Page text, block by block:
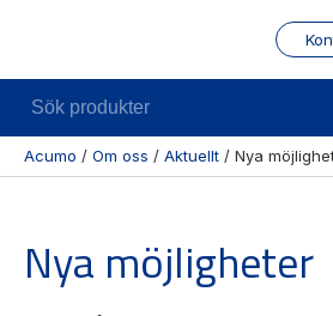
kategorier
Sök
produkter
Acumo / Om oss / Aktuellt / Nya
Nya möjligheter